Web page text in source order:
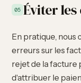
05 Éviter
En pratique, nous
erreurs sur les
rejet de la facture
d'attribuer le